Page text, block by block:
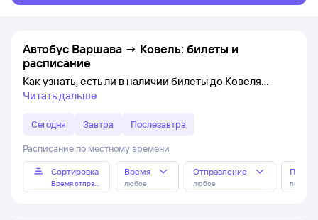
Автобус Варшава → Ковель: билеты и
расписание
Как узнать, есть ли в наличии билеты до Ковеля
Читать дальше
Сегодня Завтра Послезавтра
Расписание по местному времени
Сортировка
Время отправления
Время
любое
Отправление
любое любое